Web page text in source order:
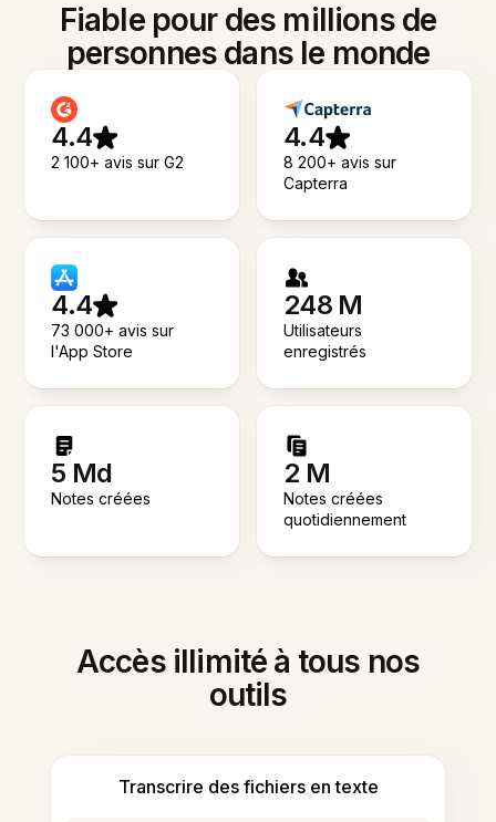
Fiable pour des millions de
personnes dans le monde
4.4
2 100+ avis sur G2
4.4
8 200+ avis sur
Capterra
4.4
73 000+ avis sur
l'App Store
248 M
Utilisateurs
enregistrés
5 Md
Notes créées
2 M
Notes créées
quotidiennement
Accès illimité à tous nos
outils
Transcrire des fichiers en texte